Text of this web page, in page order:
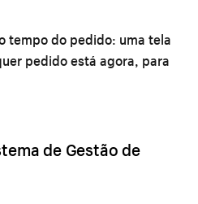
tempo do pedido: uma tela
pedido está agora, para
de Gestão de